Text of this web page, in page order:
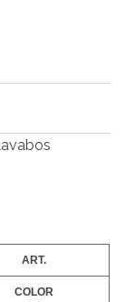
ART.
COLOR